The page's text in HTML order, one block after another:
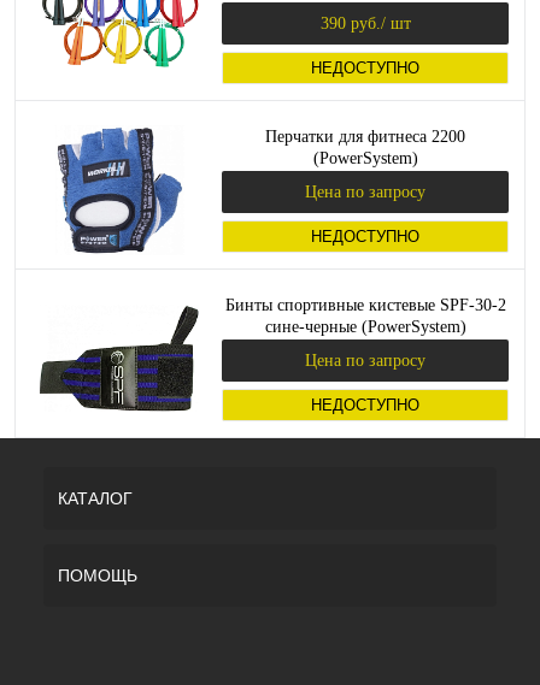
390 руб. / шт
НЕДОСТУПНО
Перчатки для фитнеса 2200
(PowerSystem)
Цена по запросу
НЕДОСТУПНО
Бинты спортивные кистевые SPF-30-2
сине-черные (PowerSystem)
Цена по запросу
НЕДОСТУПНО
КАТАЛОГ
ПОМОЩЬ